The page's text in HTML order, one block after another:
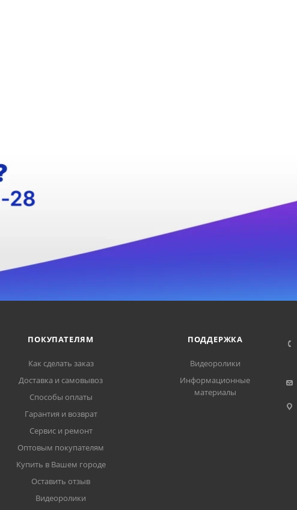
ПОКУПАТЕЛЯМ
Как сделать заказ
Доставка и самовывоз
Способы оплаты
Гарантия и возврат
Сервис и ремонт
Оптовым покупателям
Купить в Вашем городе
Оставить отзыв
Видеоролики
ПОДДЕРЖКА
Видеоролики
Информационные
материалы